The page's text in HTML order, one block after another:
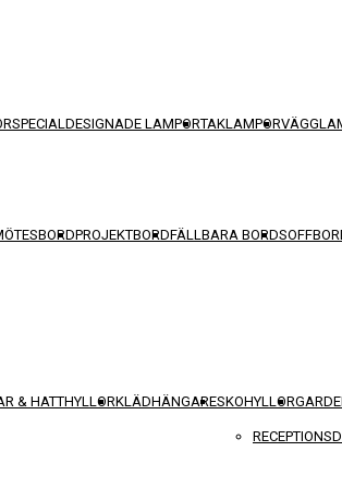
SPECIALDESIGNADE LAMPORTAKLAMPOR
PROJEKTBORDFÄLLBARA BORD
& HATTHYLLORKLÄDHÄNGARESKOHYLLOR